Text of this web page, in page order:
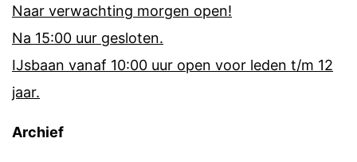
Naar verwachting morgen open!
Na 15:00 uur gesloten.
IJsbaan vanaf 10:00 uur open voor leden t/m 12
jaar.
Archief